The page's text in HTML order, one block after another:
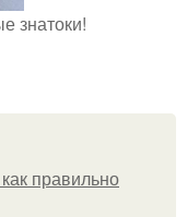
знатоки!
правильно